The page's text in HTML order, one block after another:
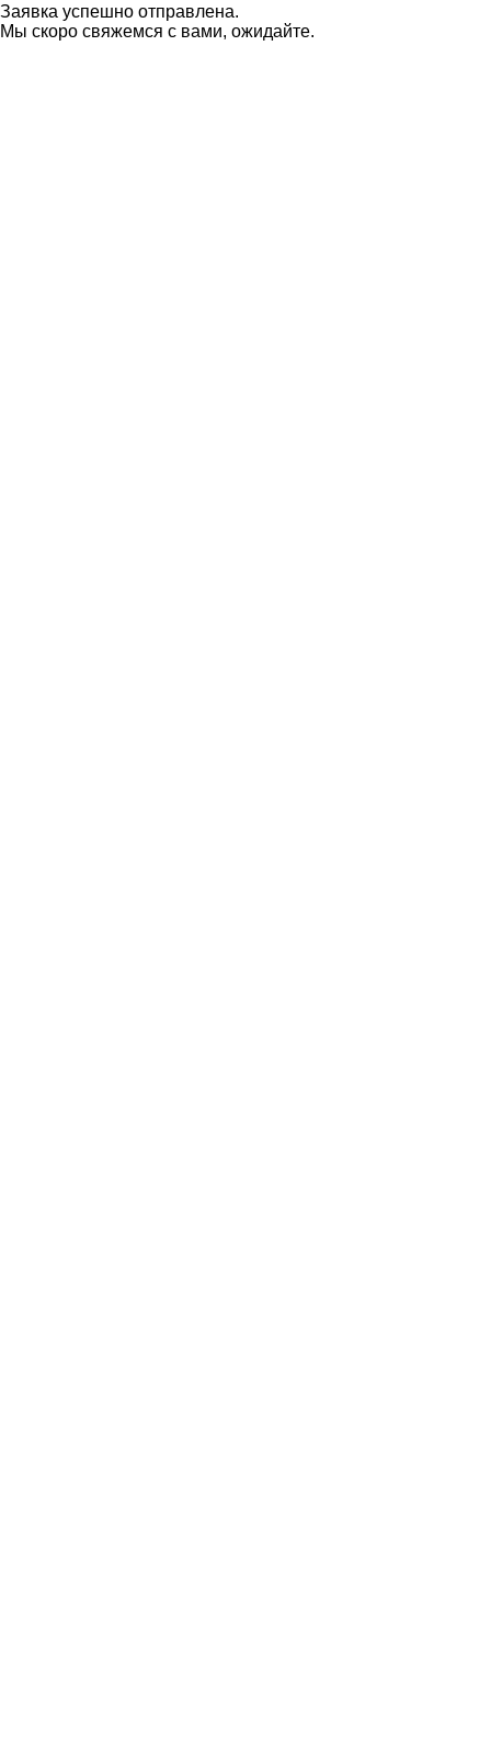
Заявка успешно отправлена.
Мы скоро свяжемся с вами, ожидайте.